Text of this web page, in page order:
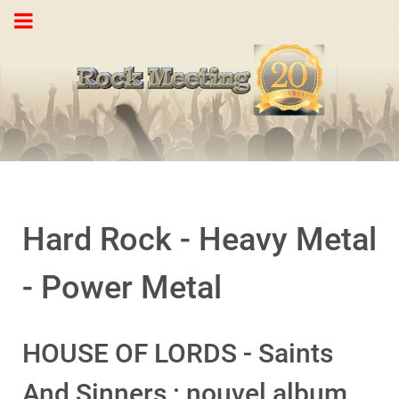
Hard Rock - Heavy Metal
- Power Metal
HOUSE OF LORDS - Saints